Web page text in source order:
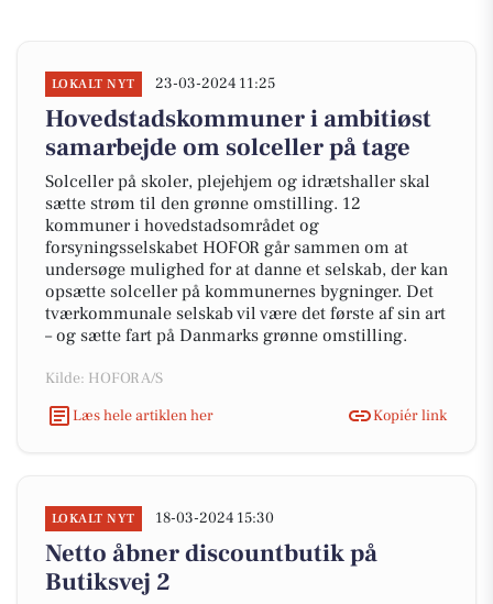
LOKALT NYT 23-03-2024 11:25
Hovedstadskommuner i ambitiøst
samarbejde om solceller på tage
Solceller på skoler, plejehjem og idrætshaller skal
sætte strøm til den grønne omstilling. 12
kommuner i hovedstadsområdet og
forsyningsselskabet HOFOR går sammen om at
undersøge mulighed for at danne et selskab, der kan
opsætte solceller på kommunernes bygninger. Det
tværkommunale selskab vil være det første af sin art
– og sætte fart på Danmarks grønne omstilling.
Kilde: HOFOR A/S
Læs hele artiklen her
Kopiér link
LOKALT NYT 18-03-2024 15:30
Netto åbner discountbutik på
Butiksvej 2